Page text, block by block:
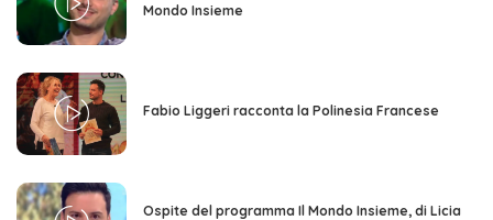
Mondo Insieme
Fabio Liggeri racconta la Polinesia Francese
Ospite del programma Il Mondo Insieme, di Licia